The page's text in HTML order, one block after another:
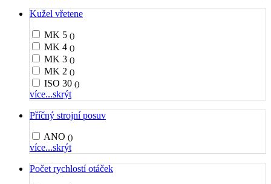
Kužel vřetene
MK 5 ()
MK 4 ()
MK 3 ()
MK 2 ()
ISO 30 ()
více...skrýt
Příčný strojní posuv
ANO ()
více...skrýt
Počet rychlostí otáček